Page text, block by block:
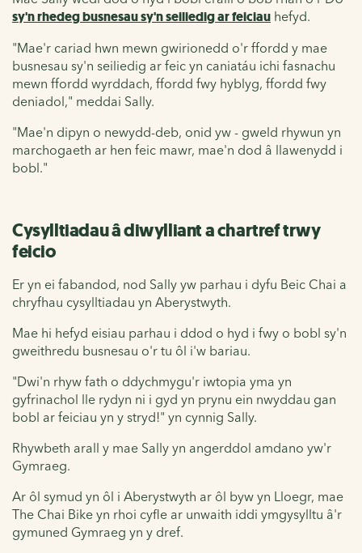
sy'n rhedeg busnesau sy'n seiliedig ar feiciau hefyd.
"Mae'r cariad hwn mewn gwirionedd o'r ffordd y mae
busnesau sy'n seiliedig ar feic yn caniatáu ichi fasnachu
mewn ffordd wyrddach, ffordd fwy hyblyg, ffordd fwy
deniadol," meddai Sally.
"Mae'n dipyn o newydd-deb, onid yw - gweld rhywun yn
marchogaeth ar hen feic mawr, mae'n dod â llawenydd i
bobl."
Cysylltiadau â diwylliant a chartref trwy
feicio
Er yn ei fabandod, nod Sally yw parhau i dyfu Beic Chai a
chryfhau cysylltiadau yn Aberystwyth.
Mae hi hefyd eisiau parhau i ddod o hyd i fwy o bobl sy'n
gweithredu busnesau o'r tu ôl i'w bariau.
"Dwi'n rhyw fath o ddychmygu'r iwtopia yma yn
gyfrinachol lle rydyn ni i gyd yn prynu ein nwyddau gan
bobl ar feiciau yn y stryd!" yn cynnig Sally.
Rhywbeth arall y mae Sally yn angerddol amdano yw'r
Gymraeg.
Ar ôl symud yn ôl i Aberystwyth ar ôl byw yn Lloegr, mae
The Chai Bike yn rhoi cyfle ar unwaith iddi ymgysylltu â'r
gymuned Gymraeg yn y dref.